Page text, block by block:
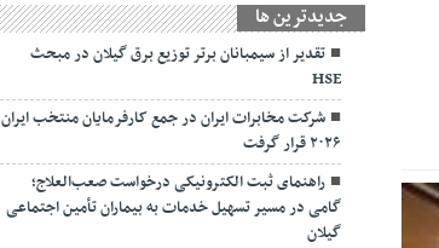
جديدترين ها
تقدیر از سیمبانان برتر توزیع برق گیلان در مبحث
HSE
شرکت مخابرات ایران در جمع کارفرمایان منتخب ایران
۲۰۲۶ قرار گرفت
راهنمای ثبت الکترونیکی درخواست صعب‌العلاج؛
گامی در مسیر تسهیل خدمات به بیماران تأمین اجتماعی
گیلان